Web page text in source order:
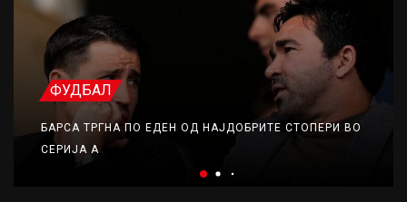
ФУДБАЛ
БАРСА ТРГНА ПО ЕДЕН ОД НАЈДОБРИТЕ СТОПЕРИ ВО
СЕРИЈА А